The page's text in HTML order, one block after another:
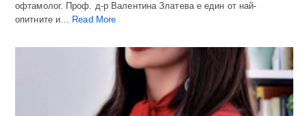
офтамолог. Проф. д-р Валентина Златева е един от най-
опитните и… Read More